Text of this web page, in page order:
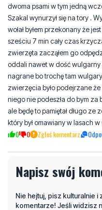
dwoma psami w tym jedną
Szakal wynurzył się na tory .
wołał byłem przekonany że
sześciu 7 min cały czas
zwierzęta zacząłem go
oddali nawet w dość wulgarny
nagrane bo trochę tam
zwierzęcia było podejrzane
niego nie podeszła do bym za
ale będę to pamiętał długo ze
który był omawiany w lasach
0 0 Zgłoś komentarz
Napisz swój
Nie hejtuj, pisz kulturalnie
komentarze! Jeśli widzisz